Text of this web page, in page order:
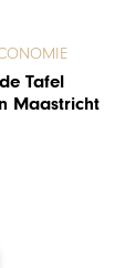
Tafel
Maastricht